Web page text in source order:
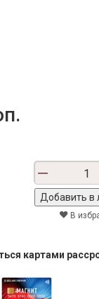
В
картами